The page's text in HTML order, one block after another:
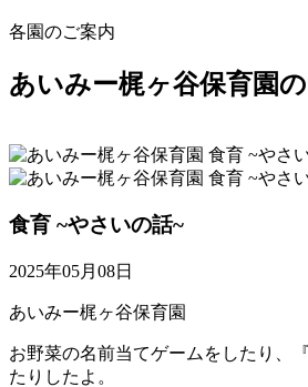
各園のご案内
あいみー梶ヶ谷保育園
食育 ~やさいの話~
2025年05月08日
あいみー梶ヶ谷保育園
お野菜の名前当てゲームをしたり、
たりしたよ。